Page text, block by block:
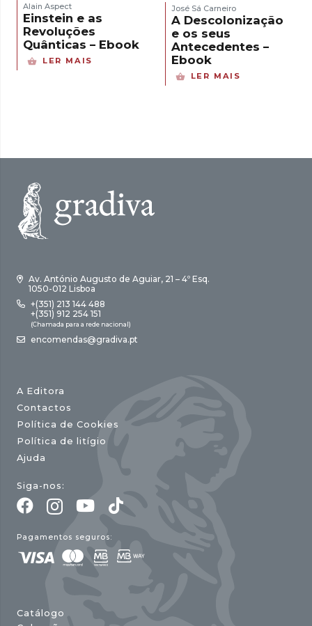
Alain Aspect
Einstein e as
Revoluções
Quânticas – Ebook
LER MAIS
José Sá Carneiro
A Descolonização
e os seus
Antecedentes –
Ebook
LER MAIS
Av. António Augusto de Aguiar, 21 – 4º Esq.
1050-012 Lisboa
+(351) 213 144 488
+(351) 912 254 151
(Chamada para a rede nacional)
encomendas@gradiva.pt
A Editora
Contactos
Política de Cookies
Política de litígio
Ajuda
Siga-nos:
Pagamentos seguros:
Catálogo